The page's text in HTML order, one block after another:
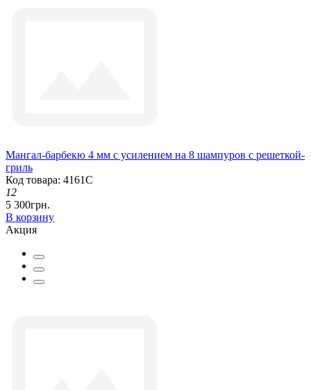
Мангал-барбекю 4 мм с усилением на 8 шампуров с решеткой-
гриль
Код товара: 4161С
12
5 300грн.
В корзину
Акция